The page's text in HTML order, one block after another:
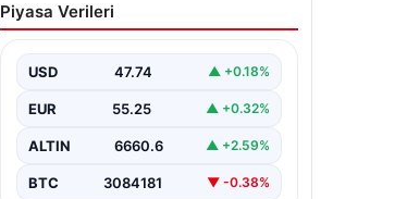
zaman açıklanacak? 2026
verileri
Piyasa Verileri
USD 47.74 ▲ +0.18%
EUR 55.25 ▲ +0.32%
ALTIN 6660.6 ▲ +2.59%
BTC 3084181 ▼ -0.38%